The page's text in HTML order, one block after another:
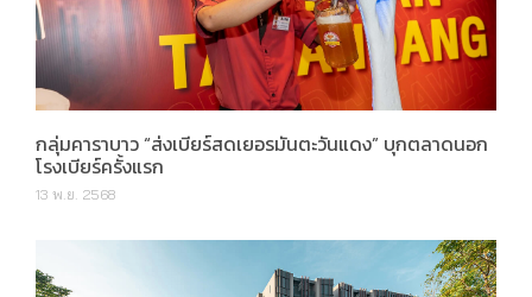
กลุ่มคาราบาว “ส่งเบียร์สดเยอรมันตะวันแดง” บุกตลาดนอก
โรงเบียร์ครั้งแรก
13 พ.ย. 2568